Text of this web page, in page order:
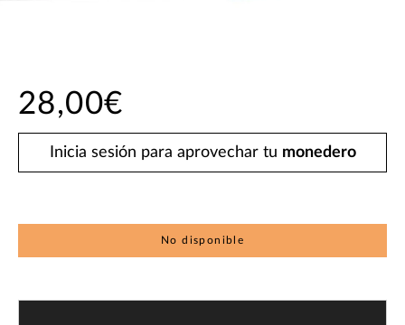
28,00€
Inicia sesión para aprovechar tu monedero
No disponible